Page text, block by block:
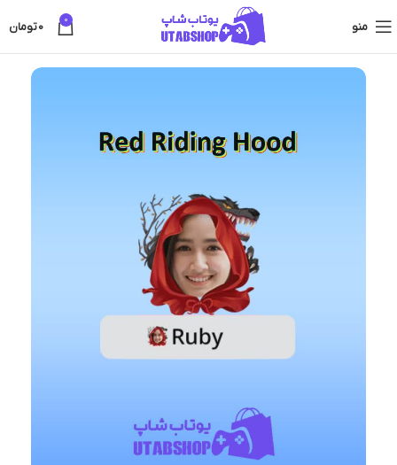
منو 0
0تومان